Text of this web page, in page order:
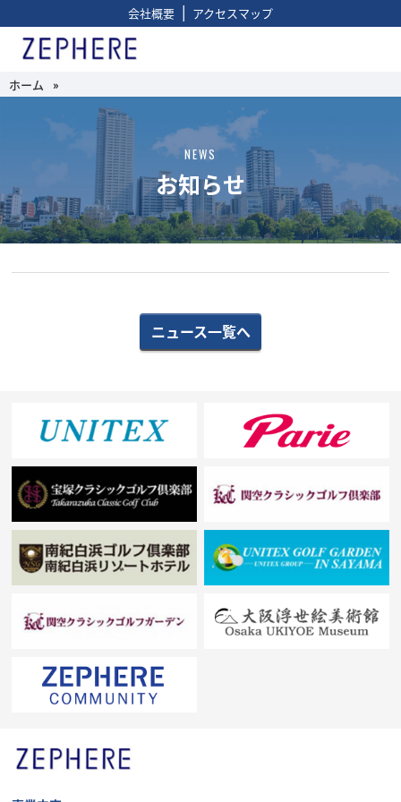
会社概要 | アクセスマップ
ホーム »
NEWS
お知らせ
ニュース一覧へ